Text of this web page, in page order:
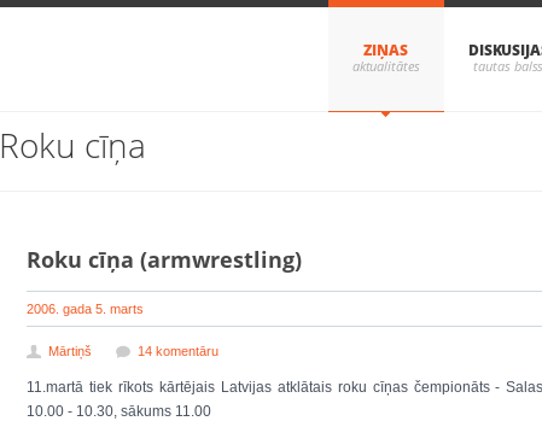
ZIŅAS
Roku cīņa
Roku cīņa (armwrestling)
2006. gada 5. marts
Mārtiņš 14 komentāru
11.martā tiek rīkots kārtējais Latvijas atklātais roku cīņas čempionāts -
10.00 - 10.30, sākums 11.00